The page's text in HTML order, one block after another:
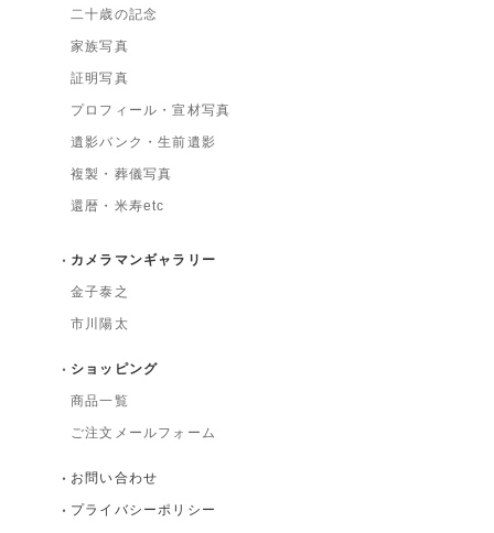
二十歳の記念
家族写真
証明写真
プロフィール・宣材写真
遺影バンク・生前遺影
複製・葬儀写真
還暦・米寿etc
カメラマンギャラリー
金子泰之
市川陽太
ショッピング
商品一覧
ご注文メールフォーム
お問い合わせ
プライバシーポリシー